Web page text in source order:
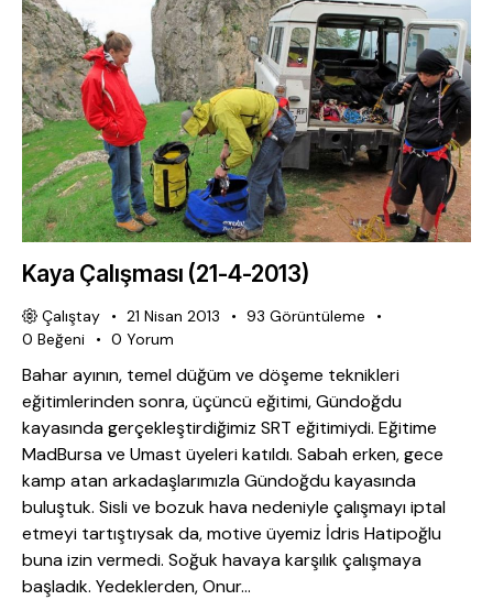
Kaya Çalışması (21-4-2013)
Çalıştay 21 Nisan 2013 93 Görüntüleme
0 Beğeni 0 Yorum
Bahar ayının, temel düğüm ve döşeme teknikleri
eğitimlerinden sonra, üçüncü eğitimi, Gündoğdu
kayasında gerçekleştirdiğimiz SRT eğitimiydi. Eğitime
MadBursa ve Umast üyeleri katıldı. Sabah erken, gece
kamp atan arkadaşlarımızla Gündoğdu kayasında
buluştuk. Sisli ve bozuk hava nedeniyle çalışmayı iptal
etmeyi tartıştıysak da, motive üyemiz İdris Hatipoğlu
buna izin vermedi. Soğuk havaya karşılık çalışmaya
başladık. Yedeklerden, Onur…